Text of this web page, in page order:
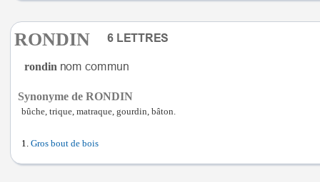
RONDIN
rondin
Synonyme de RONDIN
bûche, trique, matraque, gourdin, bâton.
Gros bout de bois